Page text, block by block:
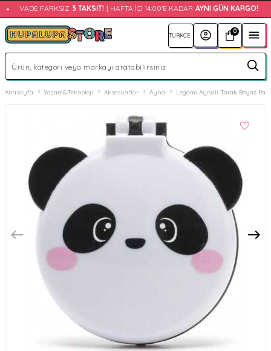
VADE FARKSIZ 3 TAKSIT! | HAFTA İÇI 14:00'E KADAR AYNI GÜN KARGO!
0
Anasayfa Yaşam&Teknoloji Aksesuarlar Ayna Legami Aynalı Tarak Beyaz